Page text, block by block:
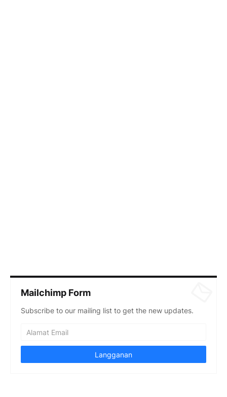
Mailchimp Form
Subscribe to our mailing list to get the new updates.